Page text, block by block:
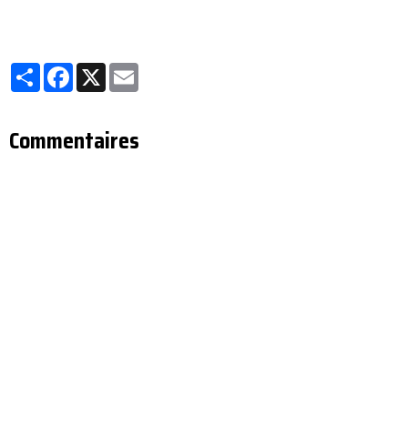
Partager
Facebook
X
Commentaires